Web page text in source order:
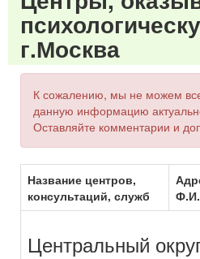
г.Москва
К сожалению, мы не можем
данную информацию
Оставляйте комментарии и
Название центров,
консультаций, служб
Центральный